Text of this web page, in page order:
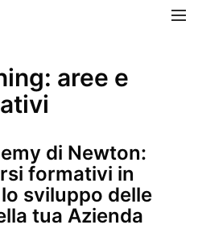
aree e
di Newton:
formativi in
sviluppo delle
tua Azienda